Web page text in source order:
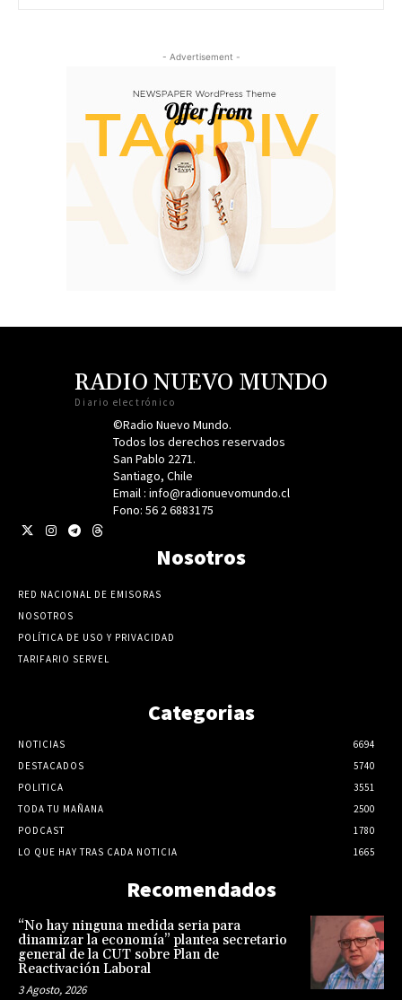
- Advertisement -
RADIO NUEVO MUNDO
Diario electrónico
©Radio Nuevo Mundo.
Todos los derechos reservados
San Pablo 2271.
Santiago, Chile
Email : info@radionuevomundo.cl
Fono: 56 2 6883175
Nosotros
RED NACIONAL DE EMISORAS
NOSOTROS
POLÍTICA DE USO Y PRIVACIDAD
TARIFARIO SERVEL
Categorias
NOTICIAS
6694
DESTACADOS
5740
POLITICA
3551
TODA TU MAÑANA
2500
PODCAST
1780
LO QUE HAY TRAS CADA NOTICIA
1665
Recomendados
“No hay ninguna medida seria para
dinamizar la economía” plantea secretario
general de la CUT sobre Plan de
Reactivación Laboral
3 Agosto, 2026